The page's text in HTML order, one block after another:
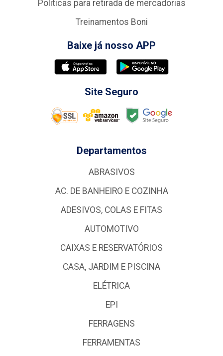
Politicas para retirada de mercadorias
Treinamentos Boni
Baixe já nosso APP
Site Seguro
Departamentos
ABRASIVOS
AC. DE BANHEIRO E COZINHA
ADESIVOS, COLAS E FITAS
AUTOMOTIVO
CAIXAS E RESERVATÓRIOS
CASA, JARDIM E PISCINA
ELÉTRICA
EPI
FERRAGENS
FERRAMENTAS